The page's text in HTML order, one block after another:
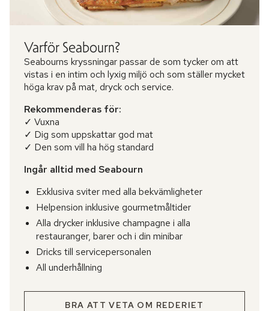
Varför Seabourn?
Seabourns kryssningar passar de som tycker om att
vistas i en intim och lyxig miljö och som ställer mycket
höga krav på mat, dryck och service.
Rekommenderas för:
✓ Vuxna
✓ Dig som uppskattar god mat
✓ Den som vill ha hög standard
Ingår alltid med Seabourn
Exklusiva sviter med alla bekvämligheter
Helpension inklusive gourmetmåltider
Alla drycker inklusive champagne i alla
restauranger, barer och i din minibar
Dricks till servicepersonalen
All underhållning
BRA ATT VETA OM REDERIET